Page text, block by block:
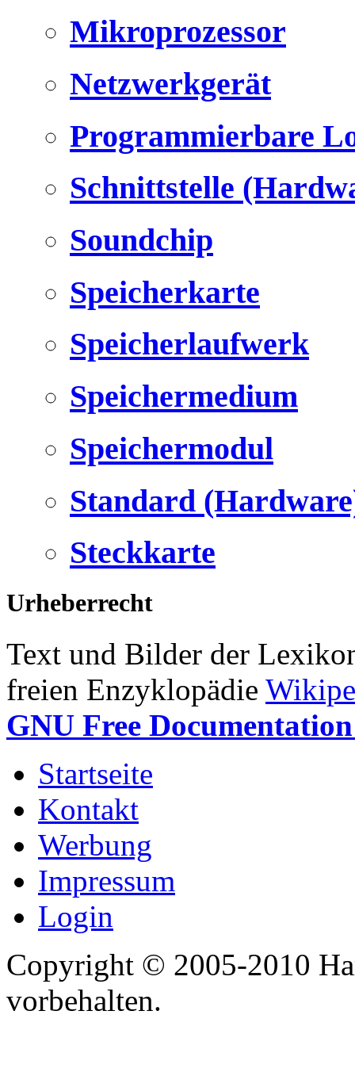
Mikroprozessor
Netzwerkgerät
Programmierbare
Schnittstelle
Soundchip
Speicherkarte
Speicherlaufwerk
Speichermedium
Speichermodul
Standard
Steckkarte
Urheberrecht
Text und Bilder der
freien Enzyklopädie
GNU Free
Startseite
Kontakt
Werbung
Impressum
Login
Copyright © 2005-2010
vorbehalten.